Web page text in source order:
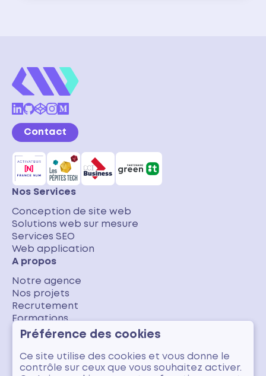
Contact
Nos Services
Conception de site web
Solutions web sur mesure
Services SEO
Web application
A propos
Notre agence
Nos projets
Recrutement
Formations
Nos avis clients
Numérique responsable
Préférence des cookies
Ce site utilise des cookies et vous donne le
contrôle sur ceux que vous souhaitez activer.